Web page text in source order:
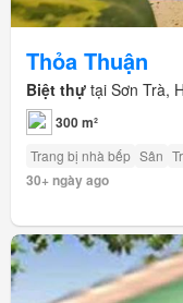
Thỏa Thuận
Biệt thự tại Sơn Trà,
300 m²
Trang bị nhà bếp Sân
30+ ngày ago